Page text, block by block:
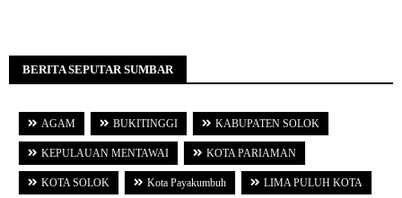
BERITA SEPUTAR SUMBAR
AGAM BUKITINGGI KABUPATEN SOLOK
KEPULAUAN MENTAWAI KOTA PARIAMAN
KOTA SOLOK Kota Payakumbuh LIMA PULUH KOTA